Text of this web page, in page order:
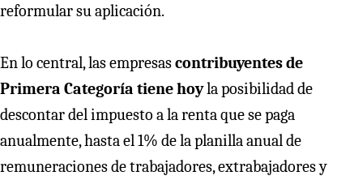
reformular su aplicación.
En lo central, las empresascontribuyentes de
Primera Categoría tiene hoyla posibilidad de
descontar del impuesto a la renta que se paga
anualmente, hasta el 1% de la planilla anual de
remuneraciones de trabajadores, extrabajadores y